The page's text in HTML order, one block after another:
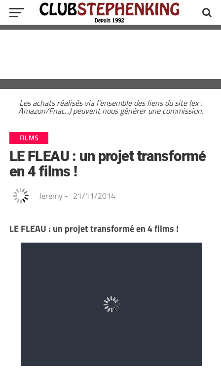
Les achats réalisés via l'ensemble des liens du site (ex :
Amazon/Fnac...) peuvent nous générer une commission.
FILMS
LE FLEAU : un projet transformé
en 4 films !
Jeremy - 21/11/2014
LE FLEAU : un projet transformé en 4 films !